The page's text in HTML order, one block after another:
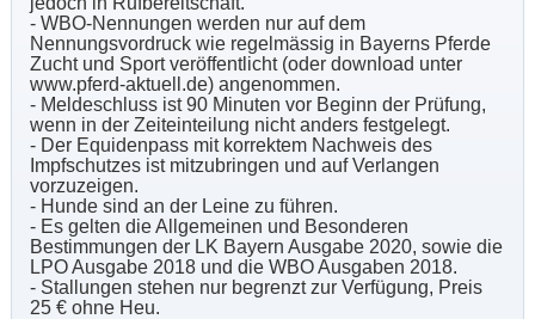
- WBO-Nennungen werden nur auf dem
Nennungsvordruck wie regelmässig in Bayerns Pferde
Zucht und Sport veröffentlicht (oder download unter
www.pferd-aktuell.de) angenommen.
- Meldeschluss ist 90 Minuten vor Beginn der Prüfung,
wenn in der Zeiteinteilung nicht anders festgelegt.
- Der Equidenpass mit korrektem Nachweis des
Impfschutzes ist mitzubringen und auf Verlangen
vorzuzeigen.
- Hunde sind an der Leine zu führen.
- Es gelten die Allgemeinen und Besonderen
Bestimmungen der LK Bayern Ausgabe 2020, sowie die
LPO Ausgabe 2018 und die WBO Ausgaben 2018.
- Stallungen stehen nur begrenzt zur Verfügung, Preis
25 € ohne Heu.